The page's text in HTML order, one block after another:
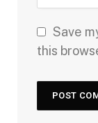
Save
this